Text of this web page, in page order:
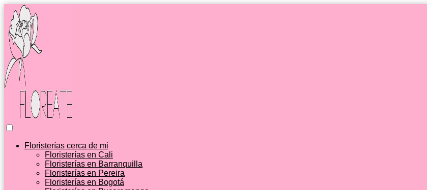
Floristerías cerca de mi
Floristerías en Cali
Floristerías en Barranquilla
Floristerías en Pereira
Floristerías en Bogotá